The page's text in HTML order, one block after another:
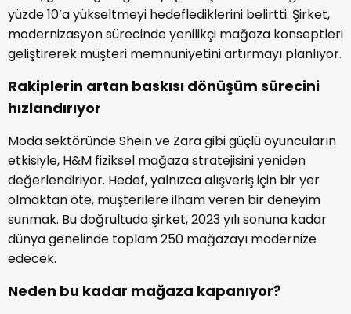
yüzde 10’a yükseltmeyi hedeflediklerini belirtti. Şirket,
modernizasyon sürecinde yenilikçi mağaza konseptleri
geliştirerek müşteri memnuniyetini artırmayı planlıyor.
Rakiplerin artan baskısı dönüşüm sürecini
hızlandırıyor
Moda sektöründe Shein ve Zara gibi güçlü oyuncuların
etkisiyle, H&M fiziksel mağaza stratejisini yeniden
değerlendiriyor. Hedef, yalnızca alışveriş için bir yer
olmaktan öte, müşterilere ilham veren bir deneyim
sunmak. Bu doğrultuda şirket, 2023 yılı sonuna kadar
dünya genelinde toplam 250 mağazayı modernize
edecek.
Neden bu kadar mağaza kapanıyor?